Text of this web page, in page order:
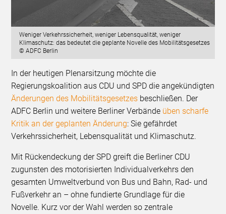
Weniger Verkehrssicherheit, weniger Lebensqualität, weniger
Klimaschutz: das bedeutet die geplante Novelle des Mobilitätsgesetzes
© ADFC Berlin
In der heutigen Plenarsitzung möchte die
Regierungskoalition aus CDU und SPD die angekündigten
Änderungen des Mobilitätsgesetzes beschließen. Der
ADFC Berlin und weitere Berliner Verbände üben scharfe
Kritik an der geplanten Änderung: Sie gefährdet
Verkehrssicherheit, Lebensqualität und Klimaschutz.
Mit Rückendeckung der SPD greift die Berliner CDU
zugunsten des motorisierten Individualverkehrs den
gesamten Umweltverbund von Bus und Bahn, Rad- und
Fußverkehr an – ohne fundierte Grundlage für die
Novelle. Kurz vor der Wahl werden so zentrale